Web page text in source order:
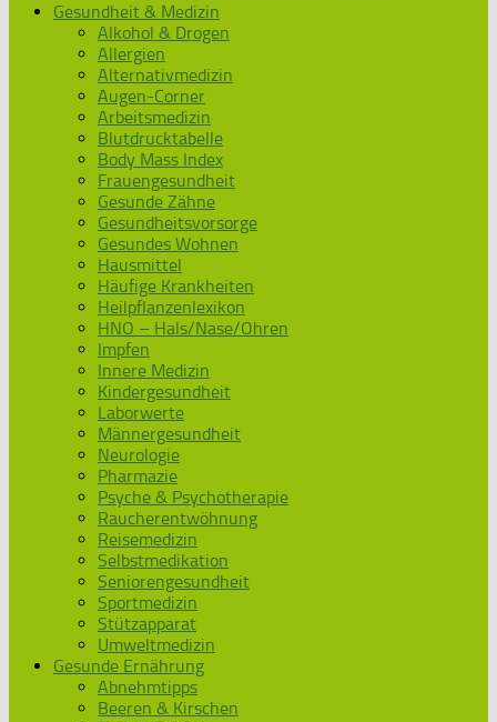
Gesundheit & Medizin
Alkohol & Drogen
Allergien
Alternativmedizin
Augen-Corner
Arbeitsmedizin
Blutdrucktabelle
Body Mass Index
Frauengesundheit
Gesunde Zähne
Gesundheitsvorsorge
Gesundes Wohnen
Hausmittel
Häufige Krankheiten
Heilpflanzenlexikon
HNO – Hals/Nase/Ohren
Impfen
Innere Medizin
Kindergesundheit
Laborwerte
Männergesundheit
Neurologie
Pharmazie
Psyche & Psychotherapie
Raucherentwöhnung
Reisemedizin
Selbstmedikation
Seniorengesundheit
Sportmedizin
Stützapparat
Umweltmedizin
Gesunde Ernährung
Abnehmtipps
Beeren & Kirschen